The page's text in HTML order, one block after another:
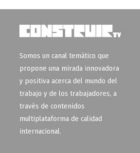
Somos un canal temático que
propone una mirada innovadora
y positiva acerca del mundo del
trabajo y de los trabajadores, a
través de contenidos
multiplataforma de calidad
internacional.